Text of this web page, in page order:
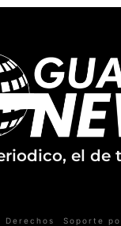
el de
Soporte